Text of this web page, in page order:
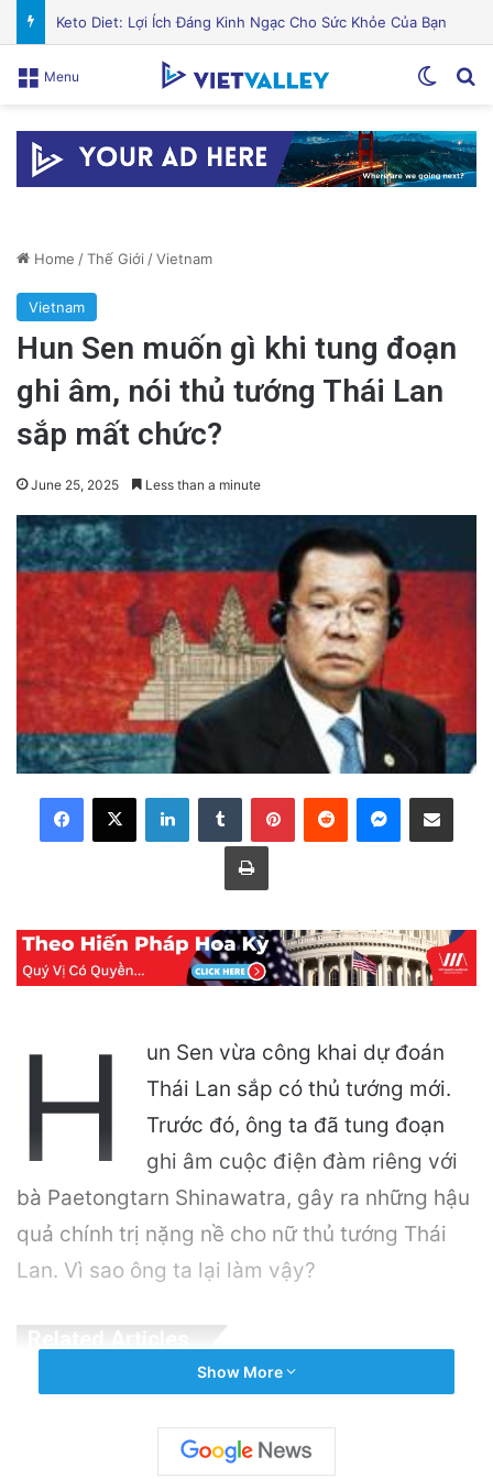
Cán bộ Việt Nam bị tố cáo tấn công tình dục hai nữ phục vụ tại New Zealand trước chuyến thăm của Thủ tướng Chính
Menu
Home /Thế Giới /Vietnam
Vietnam
Hun Sen muốn gì khi tung đoạn
ghi âm, nói thủ tướng Thái Lan
sắp mất chức?
June 25, 2025 Less than a minute
LinkedInTumblr PinterestReddit Messenger
Share via Email
Print
H
un Sen vừa công khai dự đoán
Thái Lan sắp có thủ tướng mới.
Trước đó, ông ta đã tung đoạn
ghi âm cuộc điện đàm riêng với
bà Paetongtarn Shinawatra, gây ra những hậu
quả chính trị nặng nề cho nữ thủ tướng Thái
Lan. Vì sao ông ta lại làm vậy?
Cán bộ Việt Nam bị tố cáo tấn công tình dục
hai nữ phục vụ tại New Zealand trước chuyến
thăm của Thủ tướng Chính
Show More